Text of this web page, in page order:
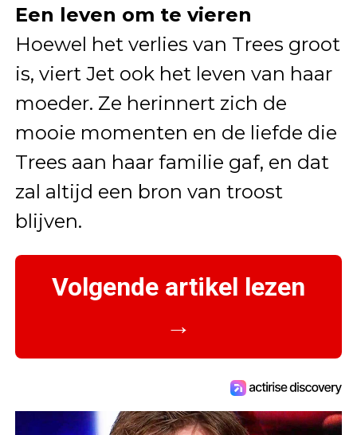
Een leven om te vieren
Hoewel het verlies van Trees groot
is, viert Jet ook het leven van haar
moeder. Ze herinnert zich de
mooie momenten en de liefde die
Trees aan haar familie gaf, en dat
zal altijd een bron van troost
blijven.
Volgende artikel lezen
→